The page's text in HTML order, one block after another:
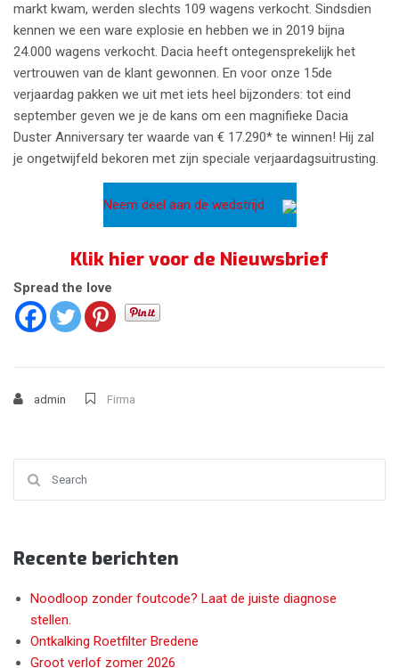
markt kwam, werden slechts 109 wagens verkocht. Sindsdien
kennen we een ware explosie en hebben we in 2019 bijna
24.000 wagens verkocht. Dacia heeft ontegensprekelijk het
vertrouwen van de klant gewonnen. En voor onze 15de
verjaardag pakken we uit met iets heel bijzonders: tot eind
september geven we je de kans om een magnifieke Dacia
Duster Anniversary ter waarde van € 17.290* te winnen! Hij zal
je ongetwijfeld bekoren met zijn speciale verjaardagsuitrusting.
Neem deel aan de wedstrijd
Klik hier voor de Nieuwsbrief
Spread the love
admin Firma
Recente berichten
Noodloop zonder foutcode? Laat de juiste diagnose
stellen.
Ontkalking Roetfilter Bredene
Groot verlof zomer 2026